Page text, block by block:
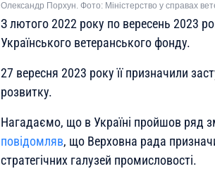
Олександр Порхун. Фото: Міністерство у справах
З лютого 2022 року по вересень 2023
Українського ветеранського фонду.
27 вересня 2023 року її призначили
розвитку.
Нагадаємо, що в Україні пройшов ряд
повідомляв, що Верховна рада
стратегічних галузей промисловості.